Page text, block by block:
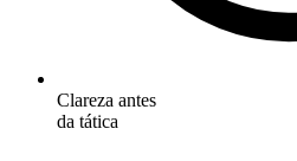
Clareza antes
da tática